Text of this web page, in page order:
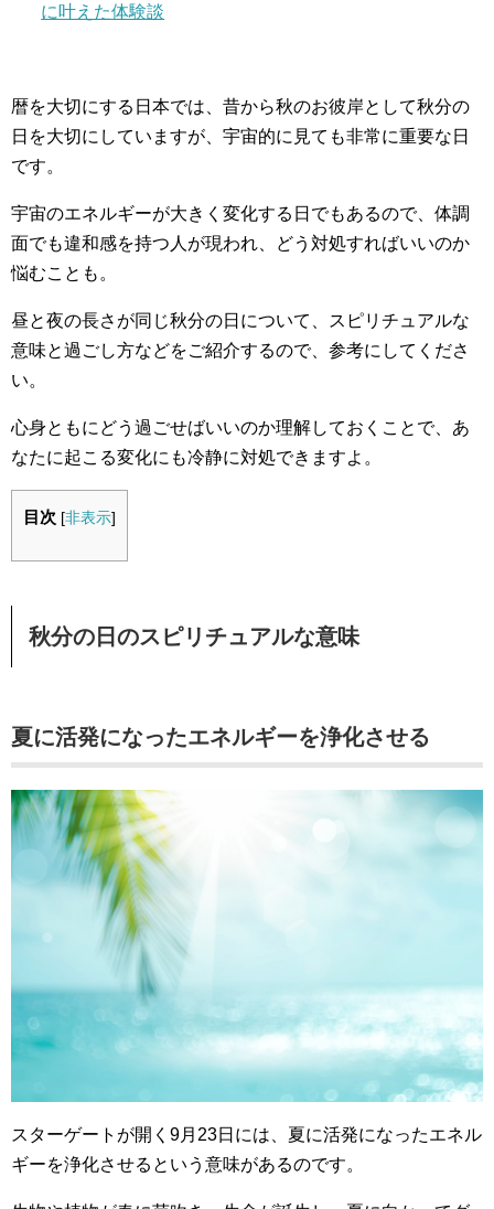
に叶えた体験談
暦を大切にする日本では、昔から秋のお彼岸として秋分の
日を大切にしていますが、宇宙的に見ても非常に重要な日
です。
宇宙のエネルギーが大きく変化する日でもあるので、体調
面でも違和感を持つ人が現われ、どう対処すればいいのか
悩むことも。
昼と夜の長さが同じ秋分の日について、スピリチュアルな
意味と過ごし方などをご紹介するので、参考にしてくださ
い。
心身ともにどう過ごせばいいのか理解しておくことで、あ
なたに起こる変化にも冷静に対処できますよ。
目次 [非表示]
秋分の日のスピリチュアルな意味
夏に活発になったエネルギーを浄化させる
スターゲートが開く9月23日には、夏に活発になったエネル
ギーを浄化させるという意味があるのです。